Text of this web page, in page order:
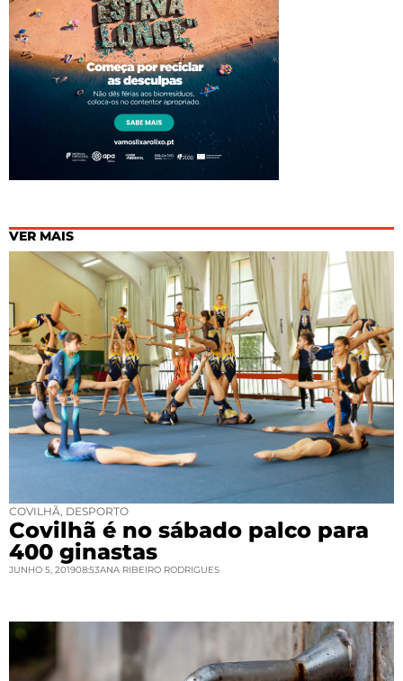
VER MAIS
COVILHÃ DESPORTO
Covilhã é no sábado palco para
400 ginastas
JUNHO 5, 201908:53ANA RIBEIRO RODRIGUES